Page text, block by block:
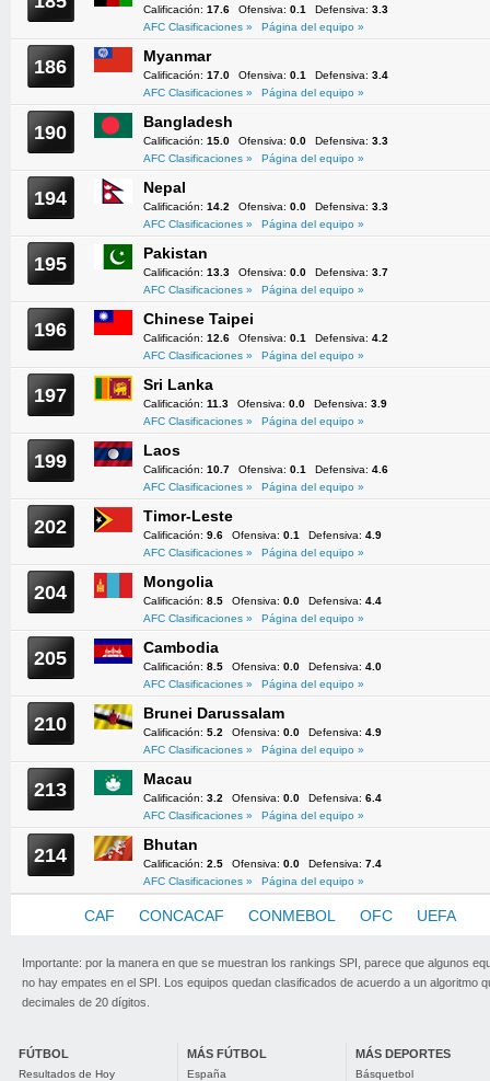
Calificación: 17.6 Ofensiva: 0.1 Defensiva: 3.3
AFC Clasificaciones »
Página del equipo »
186 Myanmar
Calificación: 17.0 Ofensiva: 0.1 Defensiva: 3.4
AFC Clasificaciones »
Página del equipo »
190 Bangladesh
Calificación: 15.0 Ofensiva: 0.0 Defensiva: 3.3
AFC Clasificaciones »
Página del equipo »
194 Nepal
Calificación: 14.2 Ofensiva: 0.0 Defensiva: 3.3
AFC Clasificaciones »
Página del equipo »
195 Pakistan
Calificación: 13.3 Ofensiva: 0.0 Defensiva: 3.7
AFC Clasificaciones »
Página del equipo »
196 Chinese Taipei
Calificación: 12.6 Ofensiva: 0.1 Defensiva: 4.2
AFC Clasificaciones »
Página del equipo »
197 Sri Lanka
Calificación: 11.3 Ofensiva: 0.0 Defensiva: 3.9
AFC Clasificaciones »
Página del equipo »
199 Laos
Calificación: 10.7 Ofensiva: 0.1 Defensiva: 4.6
AFC Clasificaciones »
Página del equipo »
202 Timor-Leste
Calificación: 9.6 Ofensiva: 0.1 Defensiva: 4.9
AFC Clasificaciones »
Página del equipo »
204 Mongolia
Calificación: 8.5 Ofensiva: 0.0 Defensiva: 4.4
AFC Clasificaciones »
Página del equipo »
205 Cambodia
Calificación: 8.5 Ofensiva: 0.0 Defensiva: 4.0
AFC Clasificaciones »
Página del equipo »
210 Brunei Darussalam
Calificación: 5.2 Ofensiva: 0.0 Defensiva: 4.9
AFC Clasificaciones »
Página del equipo »
213 Macau
Calificación: 3.2 Ofensiva: 0.0 Defensiva: 6.4
AFC Clasificaciones »
Página del equipo »
214 Bhutan
Calificación: 2.5 Ofensiva: 0.0 Defensiva: 7.4
AFC Clasificaciones »
Página del equipo »
CAF CONCACAF CONMEBOL OFC UEFA
Importante: por la manera en que se muestran los rankings SPI, parece que algunos
no hay empates en el SPI. Los equipos quedan clasificados de acuerdo a un algoritmo
decimales de 20 dígitos.
FÚTBOL
Resultados de Hoy
MÁS FÚTBOL
España
MÁS DEPORTES
Básquetbol